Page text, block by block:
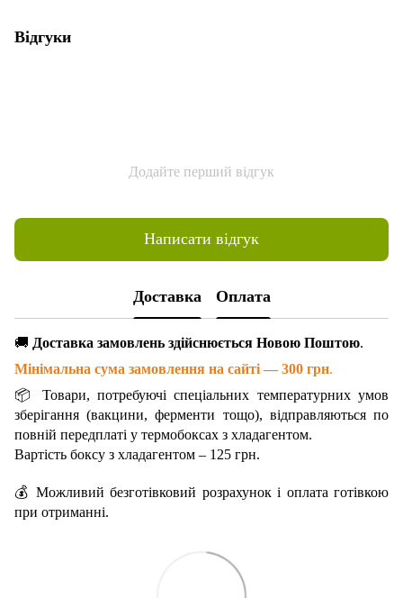
Відгуки
Додайте перший відгук
Написати відгук
Доставка Оплата
🚚 Доставка замовлень здійснюється Новою Поштою.
Мінімальна сума замовлення на сайті — 300 грн.
📦 Товари, потребуючі спеціальних температурних умов
зберігання (вакцини, ферменти тощо), відправляються по
повній передплаті у термобоксах з хладагентом.
Вартість боксу з хладагентом – 125 грн.
💰 Можливий безготівковий розрахунок і оплата готівкою
при отриманні.